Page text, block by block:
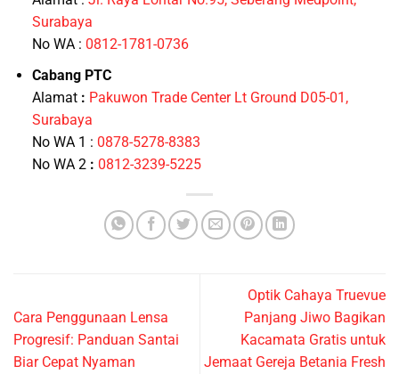
Surabaya
No WA : 0812-1781-0736
Cabang PTC
Alamat : Pakuwon Trade Center Lt Ground D05-01,
Surabaya
No WA 1 : 0878-5278-8383
No WA 2 : 0812-3239-5225
Cara Penggunaan Lensa
Progresif: Panduan Santai
Biar Cepat Nyaman
Optik Cahaya Truevue
Panjang Jiwo Bagikan
Kacamata Gratis untuk
Jemaat Gereja Betania Fresh